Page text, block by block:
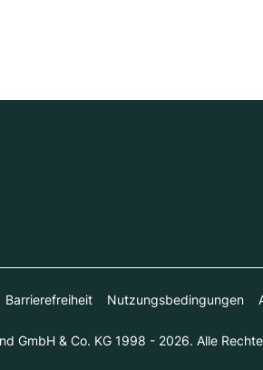
Barrierefreiheit Nutzungsbedingungen
GmbH & Co. KG 1998 - 2026. Alle